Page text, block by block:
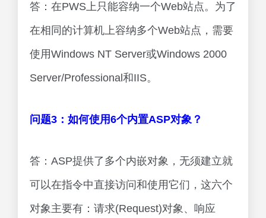
答：在PWS上只能容纳一个Web站点。为了
在相同的计算机上容纳多个Web站点，需要
使用Windows NT Server或Windows 2000
Server/Professional和IIS。
问题3：如何使用6个内置ASP对象？
答：ASP提供了多个内嵌对象，无须建立就
可以在指令中直接访问和使用它们，这六个
对象主要有：请求(Request)对象、响应